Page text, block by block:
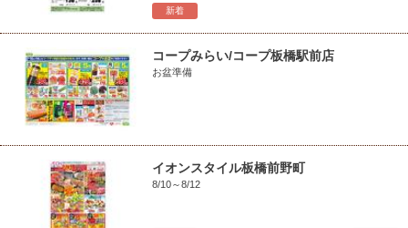
新着
コープみらい/コープ板橋駅前店
お盆準備
イオンスタイル板橋前野町
8/10～8/12